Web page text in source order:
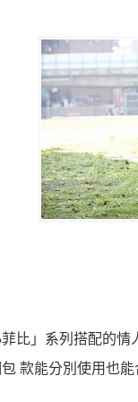
比」系列搭配的
款能分別使用也